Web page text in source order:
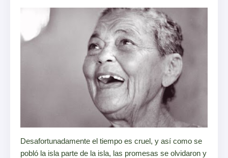
Desafortunadamente el tiempo es cruel, y así como se
pobló la isla parte de la isla, las promesas se olvidaron y